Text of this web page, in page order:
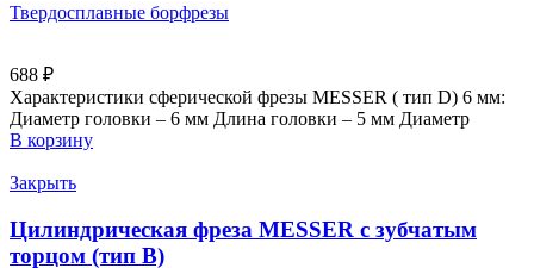
Твердосплавные борфрезы
688 ₽
Характеристики сферической фрезы MESSER ( тип D) 6 мм:
Диаметр головки – 6 мм Длина головки – 5 мм Диаметр
В корзину
Закрыть
Цилиндрическая фреза MESSER с зубчатым
торцом (тип В)